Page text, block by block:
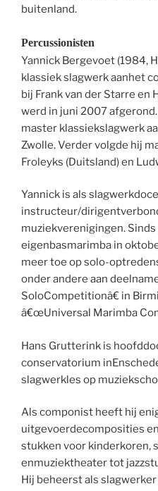
buitenland.
Percussionisten
Yannick Bergevoet (1984,
klassiek slagwerk aanhet
bij Frank van der Starre en
werd in juni 2007
master klassiekslagwerk
Zwolle. Verder volgde hij
Froleyks (Duitsland) en
Yannick is als
instructeur/
muziekverenigingen. Sinds
eigenbasmarimba in
meer toe op solo-
onder andere aan
SoloCompetitionâ€ in
â€œUniversal Marimba
Hans Grutterink is
conservatorium
slagwerkles op
Als componist heeft hij
uitgevoerdecomposities
stukken voor kinderkoren,
enmuziektheater tot
Hij beheerst als